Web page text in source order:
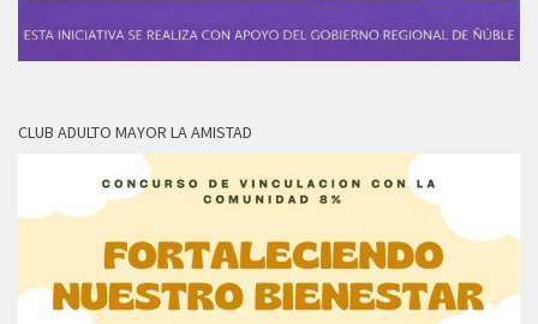
CLUB ADULTO MAYOR LA AMISTAD